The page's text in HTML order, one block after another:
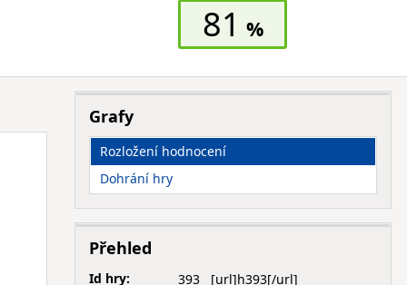
81
Grafy
Rozložení hodnocení
Dohrání hry
Přehled
Id hry: 393